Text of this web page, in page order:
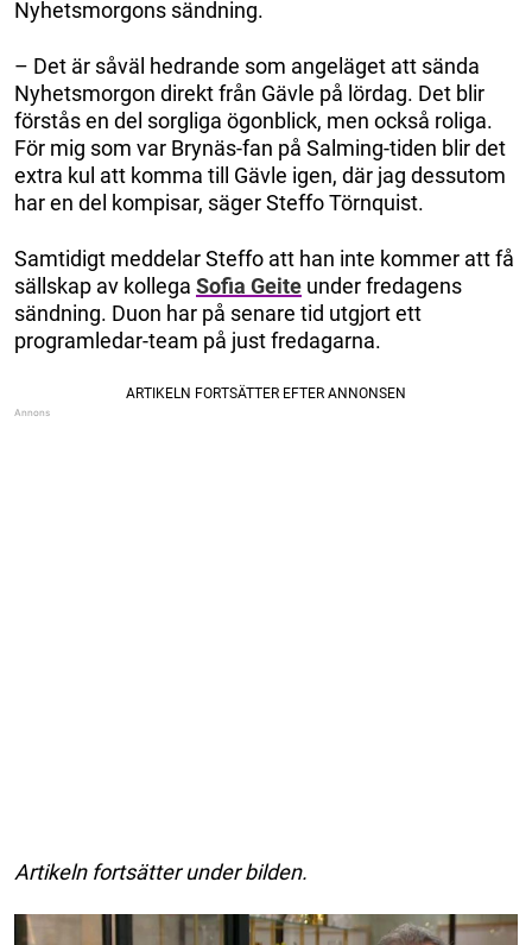
Nyhetsmorgons sändning.
– Det är såväl hedrande som angeläget att sända
Nyhetsmorgon direkt från Gävle på lördag. Det blir
förstås en del sorgliga ögonblick, men också roliga.
För mig som var Brynäs-fan på Salming-tiden blir det
extra kul att komma till Gävle igen, där jag dessutom
har en del kompisar, säger Steffo Törnquist.
Samtidigt meddelar Steffo att han inte kommer att få
sällskap av kollega Sofia Geite under fredagens
sändning. Duon har på senare tid utgjort ett
programledar-team på just fredagarna.
Artikeln fortsätter under bilden.